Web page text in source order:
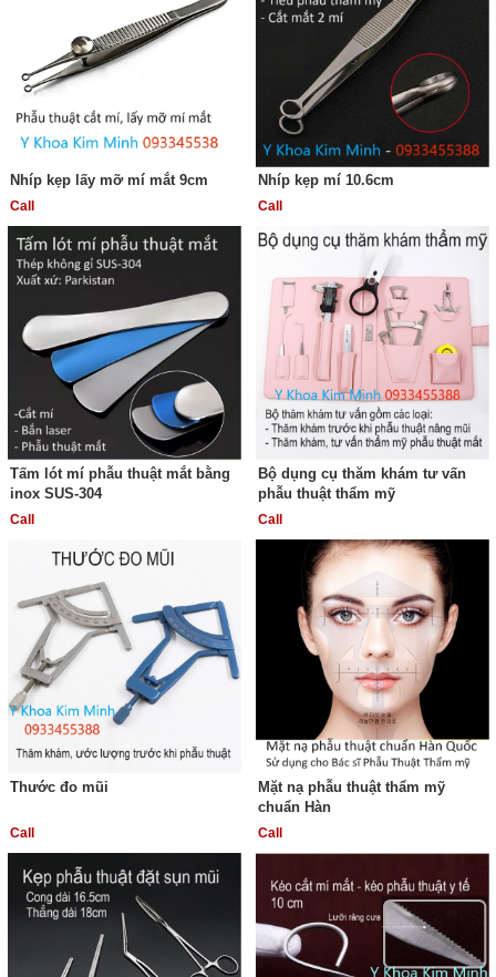
Nhíp kẹp lấy mỡ mí mắt 9cm
Call
Nhíp kẹp mí 10.6cm
Call
Tấm lót mí phẫu thuật mắt bằng
inox SUS-304
Call
Bộ dụng cụ thăm khám tư vấn
phẫu thuật thẩm mỹ
Call
Thước đo mũi
Call
Mặt nạ phẫu thuật thẩm mỹ
chuẩn Hàn
Call